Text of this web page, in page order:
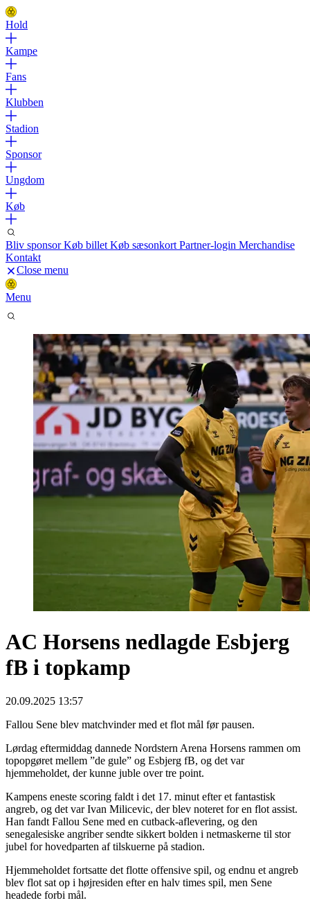
Hold
Kampe
Fans
Klubben
Stadion
Sponsor
Ungdom
Køb
Bliv sponsorKøb billet Køb sæsonkort Partner-login Merchandise
Kontakt
Close menu
Menu
AC Horsens nedlagde Esbjerg
fB i topkamp
20.09.2025 13:57
Fallou Sene blev matchvinder med et flot mål før pausen.
Lørdag eftermiddag dannede Nordstern Arena Horsens rammen om
topopgøret mellem ”de gule” og Esbjerg fB, og det var
hjemmeholdet, der kunne juble over tre point.
Kampens eneste scoring faldt i det 17. minut efter et fantastisk
angreb, og det var Ivan Milicevic, der blev noteret for en flot assist.
Han fandt Fallou Sene med en cutback-aflevering, og den
senegalesiske angriber sendte sikkert bolden i netmaskerne til stor
jubel for hovedparten af tilskuerne på stadion.
Hjemmeholdet fortsatte det flotte offensive spil, og endnu et angreb
blev flot sat op i højresiden efter en halv times spil, men Sene
headede forbi mål.